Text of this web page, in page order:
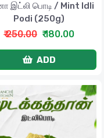
இட்லி பொடி / Mint Idli
Podi (250g)
₹ 250.00 ₹ 180.00
ADD